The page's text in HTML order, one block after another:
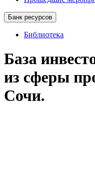
Банк ресурсов
Библиотека
База
из сферы
Сочи.